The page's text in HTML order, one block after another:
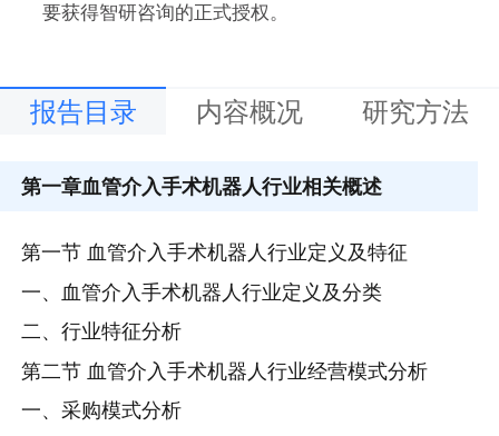
要获得智研咨询的正式授权。
报告目录 内容概况 研究方法
第一章血管介入手术机器人行业相关概述
第一节 血管介入手术机器人行业定义及特征
一、血管介入手术机器人行业定义及分类
二、行业特征分析
第二节 血管介入手术机器人行业经营模式分析
一、采购模式分析